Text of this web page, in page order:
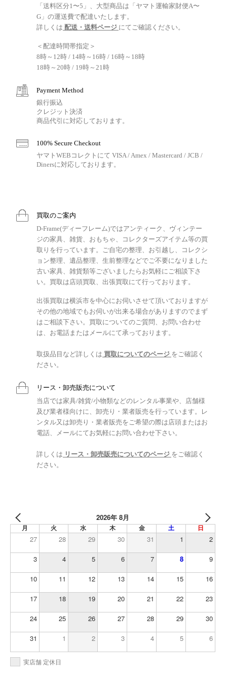
「送料区分1〜5」、大型商品は「ヤマト運輸家財便A〜
G」の運送費で配達いたします。
詳しくは 配送・送料ページ にてご確認ください。
＜配達時間帯指定＞
8時～12時 / 14時～16時 / 16時～18時
18時～20時 / 19時～21時
Payment Method
銀行振込
クレジット決済
商品代引に対応しております。
100% Secure Checkout
ヤマトWEBコレクトにて VISA / Amex / Mastercard / JCB /
Dinersに対応しております。
買取のご案内
D-Frame(ディーフレーム)ではアンティーク、ヴィンテー
ジの家具、雑貨、おもちゃ、コレクターズアイテム等の買
取りを行っています。ご自宅の整理、お引越し、コレクシ
ョン整理、遺品整理、生前整理などでご不要になりました
古い家具、雑貨類等ございましたらお気軽にご相談下さ
い。買取は店頭買取、出張買取にて行っております。
出張買取は横浜市を中心にお伺いさせて頂いておりますが
その他の地域でもお伺いが出来る場合がありますのでまず
はご相談下さい。買取についてのご質問、お問い合わせ
は、お電話またはメールにて承っております。
取扱品目など詳しくは 買取についてのページ をご確認く
ださい。
リース・卸売販売について
当店では家具/雑貨/小物類などのレンタル事業や、店舗様
及び業者様向けに、卸売り・業者販売を行っています。レ
ンタル又は卸売り・業者販売をご希望の際は店頭またはお
電話、メールにてお気軽にお問い合わせ下さい。
詳しくは リース・卸売販売についてのページ をご確認く
ださい。
2026年 8月
月 火 水 木 金 土 日
27 28 29 30 31 1 2
3 4 5 6 7 8 9
10 11 12 13 14 15 16
17 18 19 20 21 22 23
24 25 26 27 28 29 30
31 1 2 3 4 5 6
実店舗 定休日